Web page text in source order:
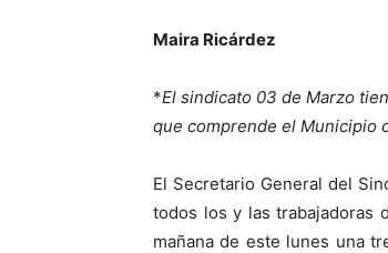
Maira Ricárdez
*El sindicato 03 de Marzo
que comprende el Municipio
El Secretario General del
todos los y las trabajadoras
mañana de este lunes una